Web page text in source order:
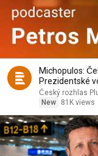
Michopulos:
Prezidentské
Český rozhlas
New
81K views